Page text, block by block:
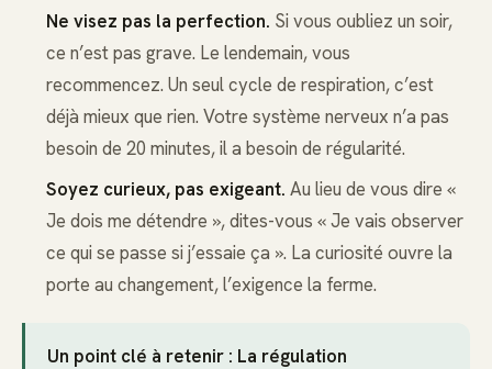
Ne visez pas la perfection. Si vous oubliez un soir,
ce n’est pas grave. Le lendemain, vous
recommencez. Un seul cycle de respiration, c’est
déjà mieux que rien. Votre système nerveux n’a pas
besoin de 20 minutes, il a besoin de régularité.
Soyez curieux, pas exigeant. Au lieu de vous dire «
Je dois me détendre », dites-vous « Je vais observer
ce qui se passe si j’essaie ça ». La curiosité ouvre la
porte au changement, l’exigence la ferme.
Un point clé à retenir : La régulation